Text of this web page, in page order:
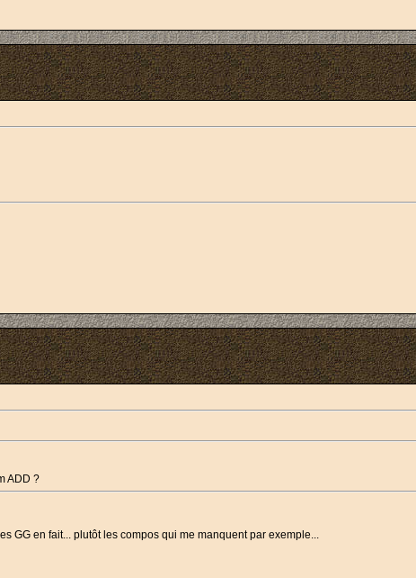
ADD ?
GG en fait... plutôt les compos qui me manquent par exemple...